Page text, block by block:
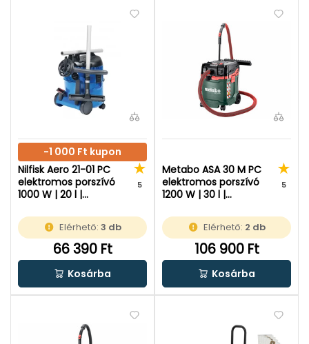
-1 000 Ft kupon
Nilfisk Aero 21-01 PC
elektromos porszívó
1000 W | 20 l |
5
Elérhető:3 db
66 390 Ft
Kosárba
Metabo ASA 30 M PC
elektromos porszívó
1200 W | 30 l |
5
Elérhető: 2 db
106 900 Ft
Kosárba